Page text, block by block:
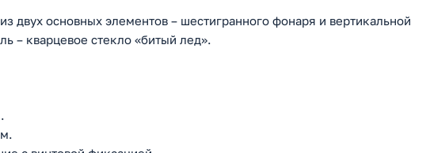
двух основных элементов – шестигранного фонаря и вертикальной
– кварцевое стекло «битый лед».